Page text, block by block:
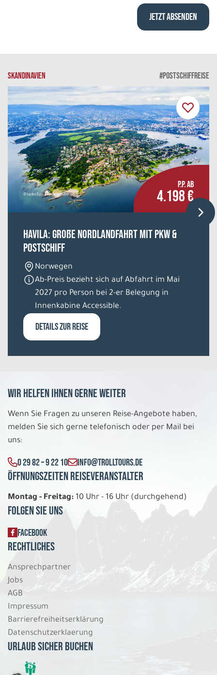
SKANDINAVIEN #POSTSCHIFFREISE
©saiko3p - stock.adobe.com
P.P. AB
4.198 €
HAVILA: Große Nordlandfahrt mit Pkw &
Postschiff
Norwegen
Ab-Preis bezieht sich auf Abfahrt im Mai
2027 pro Person bei 2-er Belegung in
Innenkabine Accessible.
DETAILS ZUR REISE
Wir helfen Ihnen gerne weiter
Wenn Sie Fragen zu unseren Reise-Angebote haben,
melden Sie sich gerne telefonisch oder per Mail bei
uns:
0 29 82 – 9 22 10 INFO@TROLLTOURS.DE
Öffnungszeiten Reiseveranstalter
Montag - Freitag: 10 Uhr - 16 Uhr (durchgehend)
Folgen Sie uns
FACEBOOK
Rechtliches
Ansprechpartner
Jobs
AGB
Impressum
Barrierefreiheitserklärung
Datenschutzerklaerung
Urlaub sicher buchen